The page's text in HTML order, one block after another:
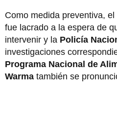
Como medida preventiva,
fue lacrado a la espera de
intervenir y la Policía
investigaciones
Programa Nacional de
Warma también se